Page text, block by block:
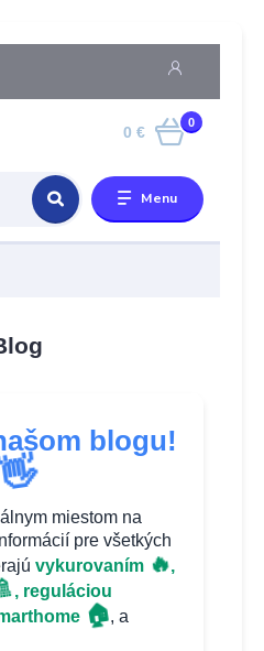
Menu
0
0 €
blogu!
miestom na
pre všetkých
vykurovaním 🔥,
, reguláciou
🏠, a